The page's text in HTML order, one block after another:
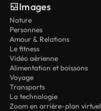
Images
Nature
Personnes
Amour & Relations
Le fitness
Vidéo aérienne
Alimentation et boissons
Voyage
Transports
La technologie
Zoom en arrière-plan virtuel